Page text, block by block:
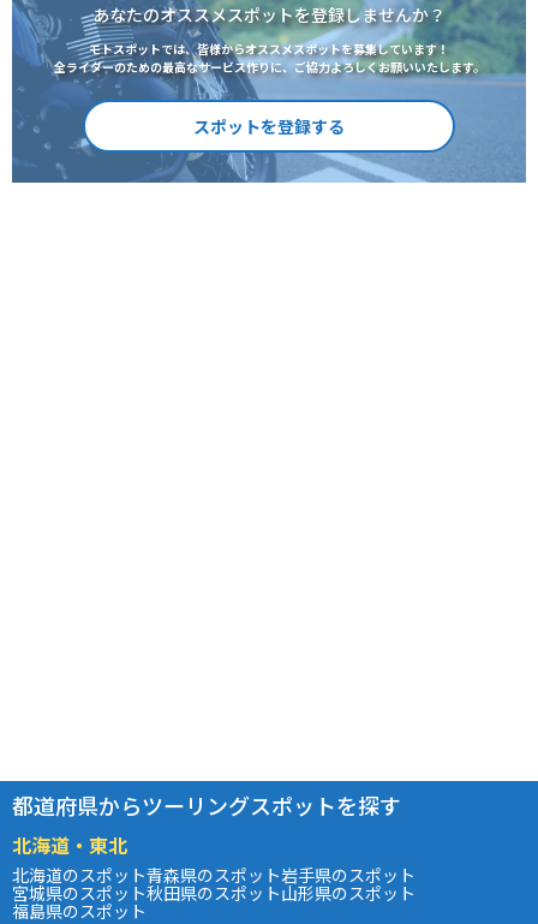
あなたのオススメスポットを登録しませんか？
モトスポットでは、皆様からオススメスポットを募集しています！
全ライダーのための最高なサービス作りに、ご協力よろしくお願いいたします。
スポットを登録する
都道府県からツーリングスポットを探す
北海道・東北
北海道のスポット青森県のスポット岩手県のスポット
宮城県のスポット秋田県のスポット山形県のスポット
福島県のスポット